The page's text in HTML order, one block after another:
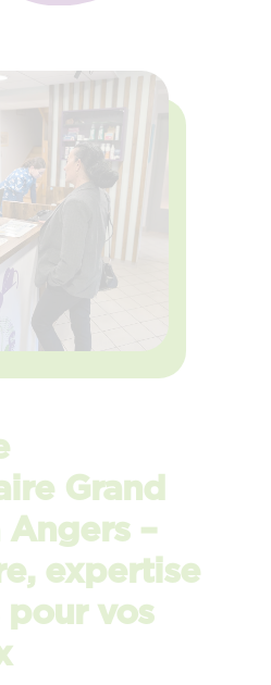
Grand
Angers –
expertise
pour vos